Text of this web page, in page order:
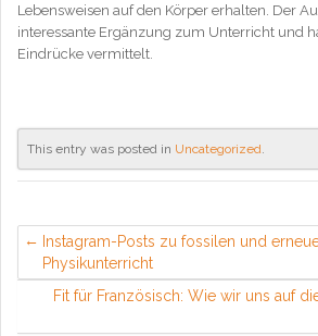
Lebensweisen auf den Körper erhalten. Der
interessante Ergänzung zum Unterricht und
Eindrücke vermittelt.
This entry was posted in Uncategorized
Instagram-Posts zu fossilen und
Physikunterricht
Fit für Französisch: Wie wir uns auf